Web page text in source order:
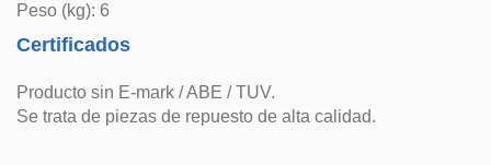
Peso (kg): 6
Certificados
Producto sin E-mark / ABE / TUV.
Se trata de piezas de repuesto de alta calidad.